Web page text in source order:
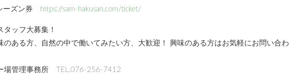
ーズン券 https://sam-hakusan.com/ticket/
ッフ大募集！
のある方、自然の中で働いてみたい方、大歓迎！ 興味のある方はお気軽にお問い合
場管理事務所 TEL.076-256-7412